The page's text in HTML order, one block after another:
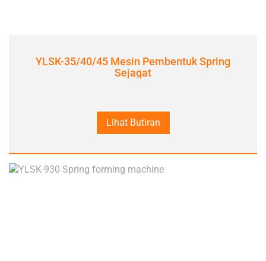
YLSK-35/40/45 Mesin Pembentuk Spring
Sejagat
Lihat Butiran